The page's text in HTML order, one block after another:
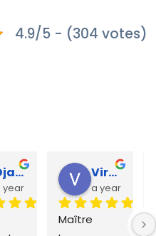
4.9/5 - (304 votes)
Djazaère
year ago
Virginie Mellini
a year ago
Maître